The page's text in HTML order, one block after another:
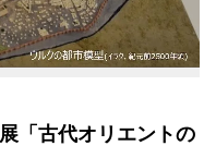
「古代オリエントの